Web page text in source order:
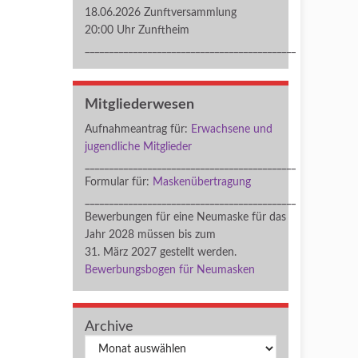
18.06.2026 Zunftversammlung
20:00 Uhr Zunftheim
Mitgliederwesen
Aufnahmeantrag für: Erwachsene und
jugendliche Mitglieder
Formular für: Maskenübertragung
Bewerbungen für eine Neumaske für das
Jahr 2028 müssen bis zum
31. März 2027 gestellt werden.
Bewerbungsbogen für Neumasken
Archive
Archiv